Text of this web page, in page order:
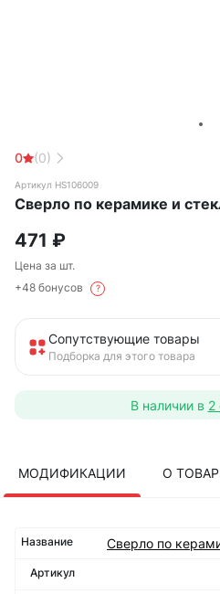
0 (0)
Артикул HS106009
Сверло по керамике и
471 ₽
Цена за шт.
+48 бонусов
?
Сопутствующие товары
Подборка для этого товара
В наличии в 2
МОДИФИКАЦИИ О
Сверло по